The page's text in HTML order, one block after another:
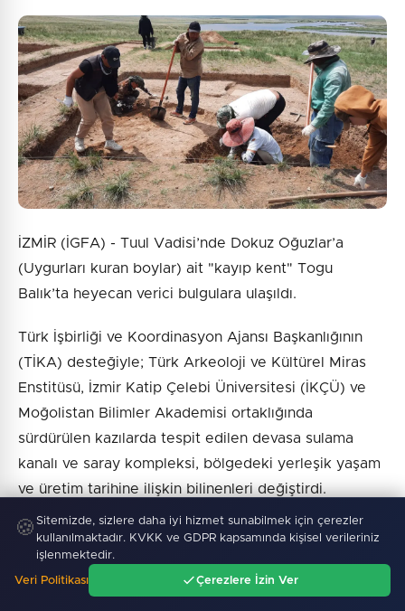
İZMİR (İGFA) - Tuul Vadisi’nde Dokuz Oğuzlar’a
(Uygurları kuran boylar) ait "kayıp kent" Togu
Balık’ta heyecan verici bulgulara ulaşıldı.
Türk İşbirliği ve Koordinasyon Ajansı Başkanlığının
(TİKA) desteğiyle; Türk Arkeoloji ve Kültürel Miras
Enstitüsü, İzmir Katip Çelebi Üniversitesi (İKÇÜ) ve
Moğolistan Bilimler Akademisi ortaklığında
sürdürülen kazılarda tespit edilen devasa sulama
kanalı ve saray kompleksi, bölgedeki yerleşik yaşam
ve üretim tarihine ilişkin bilinenleri değiştirdi.
Maden Kentinden Gelişmiş Tarım Merkezine Proje
Sorumlusu, Türk Arkeoloji ve Kültürel Miras Enstitüsü
Başkanı ve İKÇÜ Sosyal ve Beşeri Bilimler Fakültesi
🍪 Sitemizde, sizlere daha iyi hizmet sunabilmek için çerezler
kullanılmaktadır. KVKK ve GDPR kapsamında kişisel verileriniz
işlenmektedir.
Veri Politikası Çerezlere İzin Ver
Gündem Ara Menü